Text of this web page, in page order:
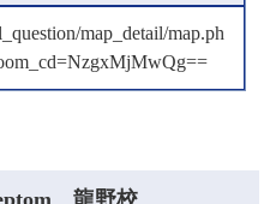
map_detail/map.ph
龍野校